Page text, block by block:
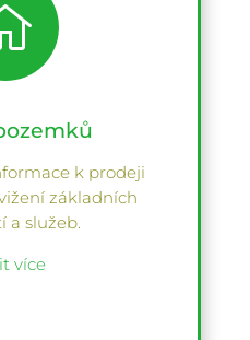
k prodeji
základních
a služeb.
více